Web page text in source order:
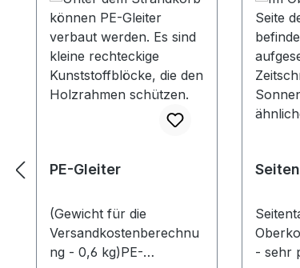
PE-Gleiter
(Gewicht für die
Versandkostenberechnu
ng - 0,6 kg)PE-
- sehr